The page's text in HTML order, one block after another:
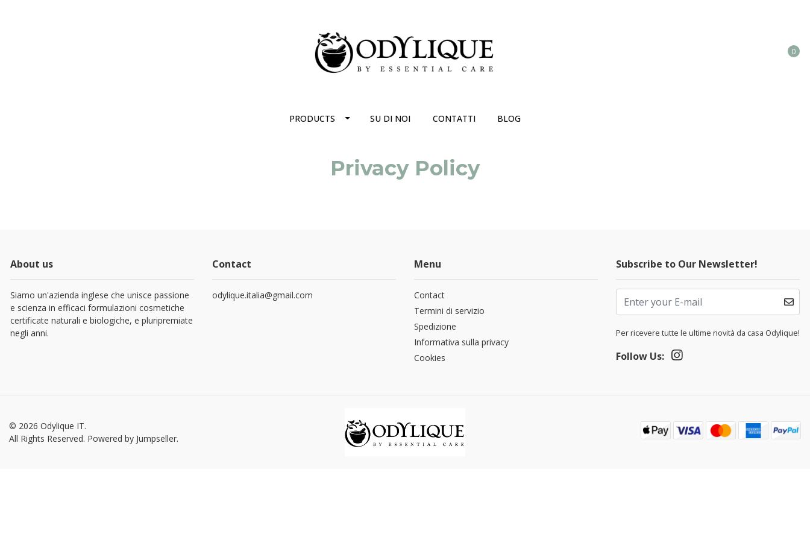
0
PRODUCTS SU DI NOI CONTATTI BLOG
Privacy Policy
About us
Siamo un'azienda inglese che unisce passione
e scienza in efficaci formulazioni cosmetiche
certificate naturali e biologiche, e pluripremiate
negli anni.
Contact
odylique.italia@gmail.com
Menu
Contact
Termini di servizio
Spedizione
Informativa sulla privacy
Cookies
Subscribe to Our Newsletter!
Per ricevere tutte le ultime novità da casa Odylique!
Follow Us:
© 2026 Odylique IT.
All Rights Reserved. Powered by Jumpseller.